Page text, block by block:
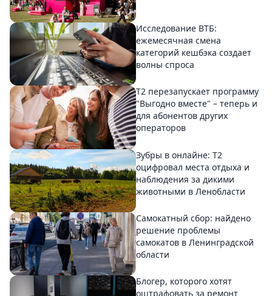
Исследование ВТБ:
ежемесячная смена
категорий кешбэка создает
волны спроса
Т2 перезапускает программу
"Выгодно вместе" – теперь и
для абонентов других
операторов
Зубры в онлайне: Т2
оцифровал места отдыха и
наблюдения за дикими
животными в Ленобласти
Самокатный сбор: найдено
решение проблемы
самокатов в Ленинградской
области
Блогер, которого хотят
оштрафовать за ремонт